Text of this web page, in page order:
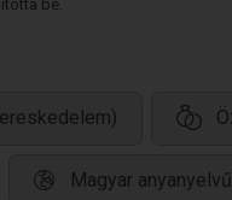
be.
Magyar anyanyelvű